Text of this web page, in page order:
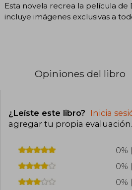
Esta novela recrea la película de
incluye imágenes exclusivas a
Opiniones del libro
¿Leíste este libro? Inicia
agregar tu propia evaluación.
0%
0%
0%